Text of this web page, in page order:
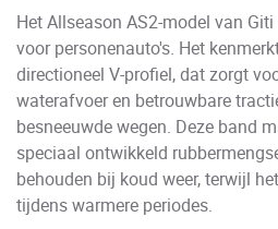
Het Allseason AS2-model van
voor personenauto's. Het
directioneel V-profiel, dat zorgt
waterafvoer en betrouwbare
besneeuwde wegen. Deze band
speciaal ontwikkeld
behouden bij koud weer, terwijl
tijdens warmere periodes.